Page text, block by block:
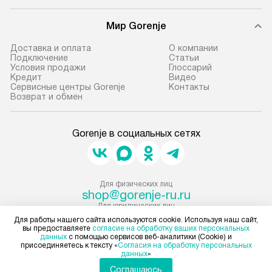
В оговоренный день служба
прибор до подъезда. Если
требуется переместить прибор
до двери квартиры или до места
установки, пожалуйста,
с менеджером. За данную услугу
взимается дополнительная плата.
Учитывайте габариты прибора, если
через дверной проем,
то сотрудники транспортной
службы не могут демонтировать
дверцы, ручки или другие
выступающие элементы, так как
в будущем это может привести
снятие упаковки
отдельных
монтируется в
а затем
коммуникаций,
материалы,
и
Мир Gorenje
Доставка и оплата
Подключение
Условия продажи
Кредит
Сервисные центры Gorenje
Возврат и обмен
О компании
Cтатьи
Глоссарий
Видео
Контакты
Gorenje в социальных сетях
Для физических лиц
shop@gorenje-ru.ru
Для юридических лиц
business@kvalitet.company
НАПИСАТЬ РУКОВОДСТВУ
Для работы нашего сайта используются cookie. Используя наш сайт,
вы предоставляете согласие на обработку ваших персональных
данных с помощью сервисов веб-аналитики (Cookie) и
присоединяетесь к тексту «Согласия на обработку персональных
данных»
Соглашаюсь